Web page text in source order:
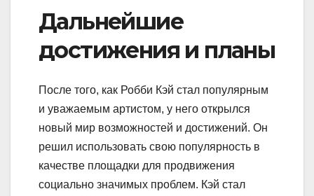
Дальнейшие
достижения и планы
После того, как Робби Кэй стал популярным
и уважаемым артистом, у него открылся
новый мир возможностей и достижений. Он
решил использовать свою популярность в
качестве площадки для продвижения
социально значимых проблем. Кэй стал